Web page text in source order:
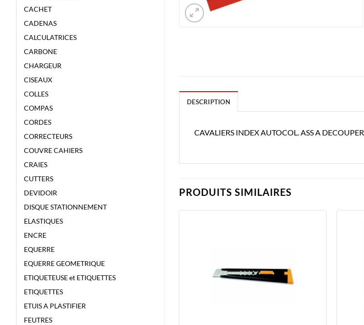
CACHET
CADENAS
CALCULATRICES
CARBONE
CHARGEUR
CISEAUX
COLLES
COMPAS
CORDES
CORRECTEURS
COUVRE CAHIERS
CRAIES
CUTTERS
DEVIDOIR
DISQUE STATIONNEMENT
ELASTIQUES
ENCRE
EQUERRE
EQUERRE GEOMETRIQUE
ETIQUETEUSE et ETIQUETTES
ETIQUETTES
ETUIS A PLASTIFIER
FEUTRES
DESCRIPTION
CAVALIERS INDEX AUTOCOL. ASS A DECOUPER
PRODUITS SIMILAIRES